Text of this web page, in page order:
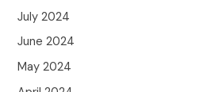
July 2024
June 2024
May 2024